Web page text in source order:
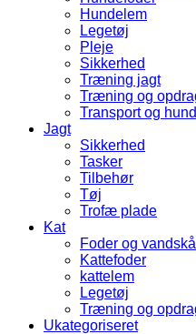
Hundelem
Legetøj
Pleje
Sikkerhed
Træning jagt
Træning og
Transport og
Jagt
Sikkerhed
Tasker
Tilbehør
Tøj
Trofæ plade
Kat
Foder og vandskål
Kattefoder
kattelem
Legetøj
Træning og
Ukategoriseret